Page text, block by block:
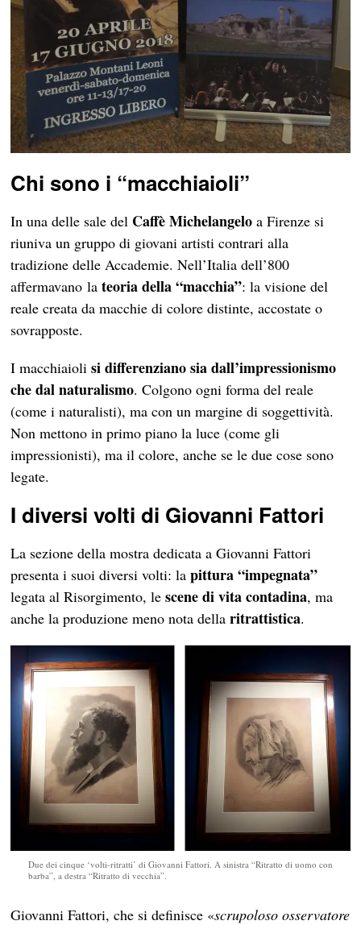
Chi sono i “macchiaioli”
In una delle sale del Caffè Michelangelo a Firenze si
riuniva un gruppo di giovani artisti contrari alla
tradizione delle Accademie. Nell’Italia dell’800
affermavano lateoria della “macchia”: la visione del
reale creata da macchie di colore distinte, accostate o
sovrapposte.
I macchiaiolisi differenziano sia dall’impressionismo
che dal naturalismo. Colgono ogni forma del reale
(come i naturalisti), ma con un margine di soggettività.
Non mettono in primo piano la luce (come gli
impressionisti), ma il colore, anche se le due cose sono
legate.
I diversi volti di Giovanni Fattori
La sezione della mostra dedicata a Giovanni Fattori
presenta i suoi diversi volti: lapittura “impegnata”
legata al Risorgimento, lescene di vita contadina, ma
anche la produzione meno nota dellaritrattistica.
Due dei cinque ‘volti-ritratti’ di Giovanni Fattori. A sinistra “Ritratto di uomo con
barba”, a destra “Ritratto di vecchia”.
Giovanni Fattori, che si definisce «scrupoloso osservatore